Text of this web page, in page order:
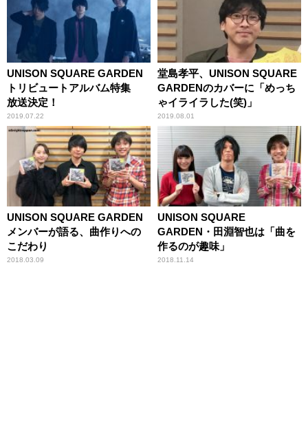
UNISON SQUARE GARDEN
トリビュートアルバム特集
放送決定！
2019.07.22
堂島孝平、UNISON SQUARE
GARDENのカバーに「めっち
ゃイライラした(笑)」
2019.08.01
UNISON SQUARE GARDEN
メンバーが語る、曲作りへの
こだわり
2018.03.09
UNISON SQUARE
GARDEN・田淵智也は「曲を
作るのが趣味」
2018.11.14